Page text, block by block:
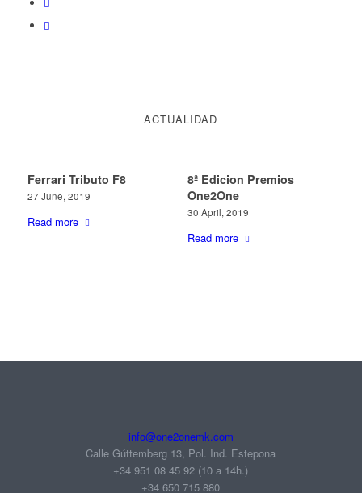
ACTUALIDAD
Ferrari Tributo F8
27 June, 2019
Read more
8ª Edicion Premios
One2One
30 April, 2019
Read more
info@one2onemk.com
Calle Gúttemberg 13, Pol. Ind. Estepona
+34 951 08 45 92‬ (10 a 14h.)
+34 650 715 880